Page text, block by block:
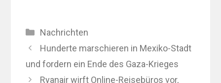
Kategorien
Nachrichten
Hunderte marschieren in Mexiko-Stadt
und fordern ein Ende des Gaza-Krieges
Ryanair wirft Online-Reisebüros vor,